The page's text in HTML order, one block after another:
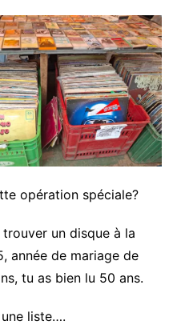
opération spéciale?
un disque à la
année de mariage de
tu as bien lu 50 ans.
une liste….